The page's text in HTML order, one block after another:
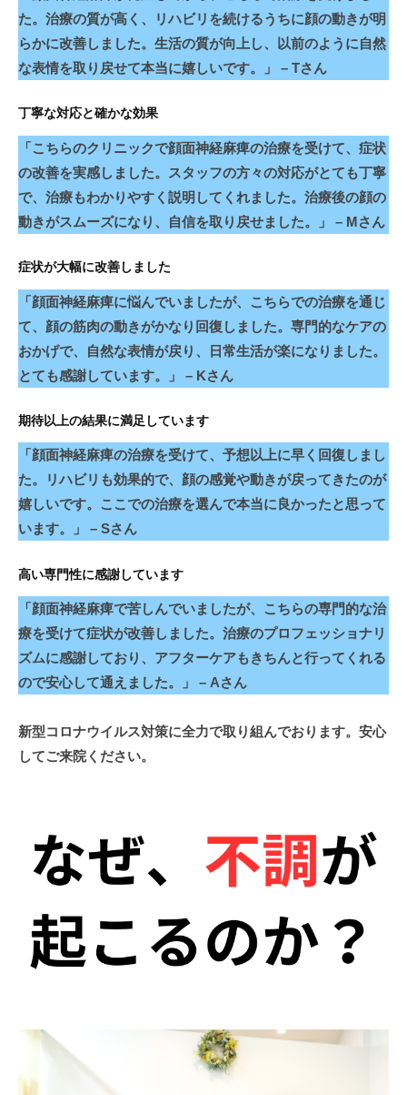
た。治療の質が高く、リハビリを続けるうちに顔の動きが明
らかに改善しました。生活の質が向上し、以前のように自然
な表情を取り戻せて本当に嬉しいです。」 – Tさん
丁寧な対応と確かな効果
「こちらのクリニックで顔面神経麻痺の治療を受けて、症状
の改善を実感しました。スタッフの方々の対応がとても丁寧
で、治療もわかりやすく説明してくれました。治療後の顔の
動きがスムーズになり、自信を取り戻せました。」 – Mさん
症状が大幅に改善しました
「顔面神経麻痺に悩んでいましたが、こちらでの治療を通じ
て、顔の筋肉の動きがかなり回復しました。専門的なケアの
おかげで、自然な表情が戻り、日常生活が楽になりました。
とても感謝しています。」 – Kさん
期待以上の結果に満足しています
「顔面神経麻痺の治療を受けて、予想以上に早く回復しまし
た。リハビリも効果的で、顔の感覚や動きが戻ってきたのが
嬉しいです。ここでの治療を選んで本当に良かったと思って
います。」 – Sさん
高い専門性に感謝しています
「顔面神経麻痺で苦しんでいましたが、こちらの専門的な治
療を受けて症状が改善しました。治療のプロフェッショナリ
ズムに感謝しており、アフターケアもきちんと行ってくれる
ので安心して通えました。」 – Aさん
新型コロナウイルス対策に全力で取り組んでおります。安心
してご来院ください。